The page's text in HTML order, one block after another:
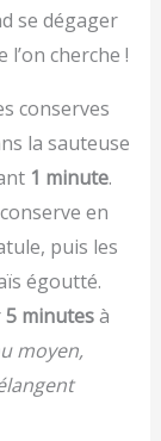
se dégager
l’on cherche !
conserves
la sauteuse
1 minute.
en
puis les
égoutté.
5 minutesà
moyen,